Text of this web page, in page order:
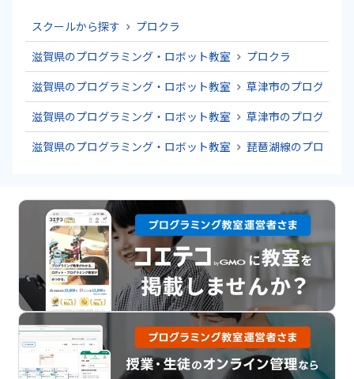
スクールから探す
プロクラ
滋賀県のプログラミング・ロボット教室
プロクラ
滋賀県のプログラミング・ロボット教室
草津市のプログラミ
滋賀県のプログラミング・ロボット教室
草津市のプログラミ
滋賀県のプログラミング・ロボット教室
琵琶湖線のプログラ